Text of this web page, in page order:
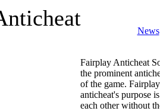
News
Fairplay Anticheat
the prominent
of the game.
anticheat's purpose
each other without